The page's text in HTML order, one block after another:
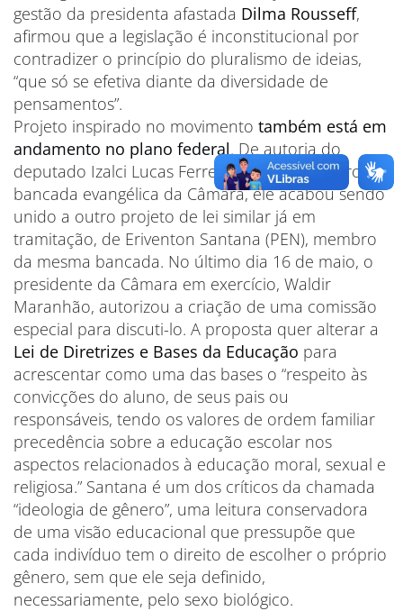
gestão da presidenta afastada Dilma Rousseff,
afirmou que a legislação é inconstitucional por
contradizer o princípio do pluralismo de ideias,
“que só se efetiva diante da diversidade de
pensamentos”.
Projeto inspirado no movimento também está em
andamento no plano federal. De autoria do
deputado Izalci Lucas Ferreira (PSDB), membro da
bancada evangélica da Câmara, ele acabou sendo
unido a outro projeto de lei similar já em
tramitação, de Eriventon Santana (PEN), membro
da mesma bancada. No último dia 16 de maio, o
presidente da Câmara em exercício, Waldir
Maranhão, autorizou a criação de uma comissão
especial para discuti-lo. A proposta quer alterar a
Lei de Diretrizes e Bases da Educação para
acrescentar como uma das bases o “respeito às
convicções do aluno, de seus pais ou
responsáveis, tendo os valores de ordem familiar
precedência sobre a educação escolar nos
aspectos relacionados à educação moral, sexual e
religiosa.” Santana é um dos críticos da chamada
“ideologia de gênero”, uma leitura conservadora
de uma visão educacional que pressupõe que
cada indivíduo tem o direito de escolher o próprio
gênero, sem que ele seja definido,
necessariamente, pelo sexo biológico.